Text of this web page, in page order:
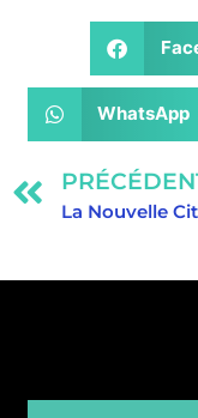
WhatsApp